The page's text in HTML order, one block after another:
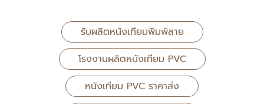
รับผลิตหนังเทียมพิมพ์ลาย
โรงงานผลิตหนังเทียม PVC
หนังเทียม PVC ราคาส่ง